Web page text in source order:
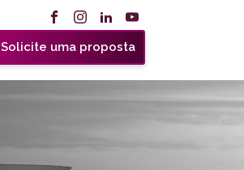
Solicite uma proposta